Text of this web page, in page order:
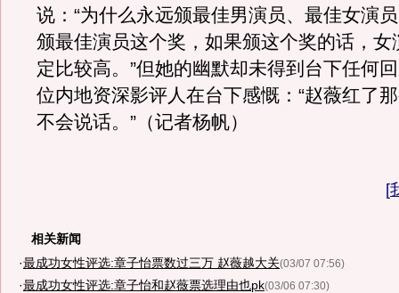
说：“为什么永远颁最佳男演员、最佳女演
颁最佳演员这个奖，如果颁这个奖的话，女
定比较高。”但她的幽默却未得到台下任何
位内地资深影评人在台下感慨：“赵薇红了
不会说话。”（记者杨帆）
[
相关新闻
·最成功女性评选:章子怡票数过三万 赵薇越大关(03/07 07:56)
·最成功女性评选:章子怡和赵薇票选理由也pk(03/06 07:30)